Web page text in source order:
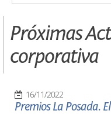
Próximas
corporativa
16/11/2022
Premios La Posada.